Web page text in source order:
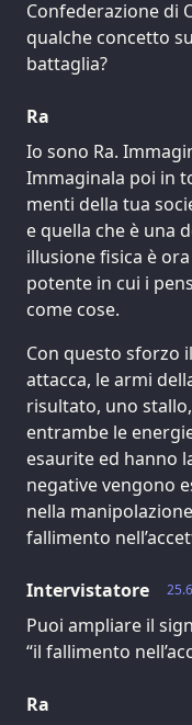
Confederazione di
qualche concetto
battaglia?
Ra
Io sono Ra.
Immaginala poi in
menti della tua
e quella che è una
illusione fisica è
potente in cui i
come cose.
Con questo sforzo
attacca, le armi
risultato, uno
entrambe le
esaurite ed hanno
negative vengono
nella
fallimento
25.6
Intervistatore
Puoi ampliare il
“il fallimento
Ra